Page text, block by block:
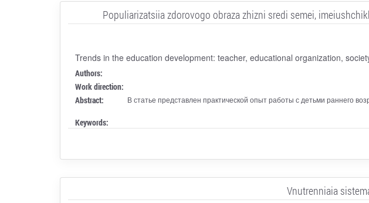
Populiarizatsiia zdorovogo obraza zhizni sredi semei,
Trends in the education development: teacher, educational organization,
Authors:
Work direction:
Abstract:
В статье представлен практической опыт работы с детьми раннего
Keywords:
Vnutrenniaia